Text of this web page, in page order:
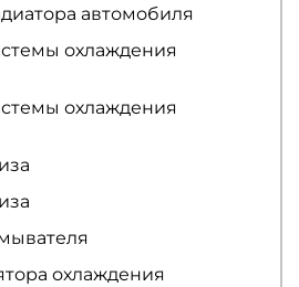
автомобиля
охлаждения
охлаждения
охлаждения